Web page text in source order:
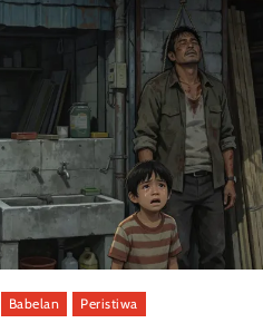
Babelan Peristiwa